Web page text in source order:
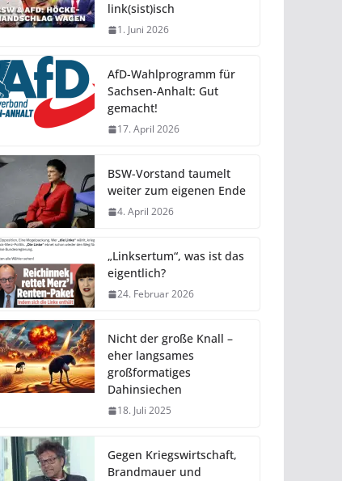
link(sist)isch
1. Juni 2026
AfD-Wahlprogramm für
Sachsen-Anhalt: Gut
gemacht!
17. April 2026
BSW-Vorstand taumelt
weiter zum eigenen Ende
4. April 2026
„Linksertum“, was ist das
eigentlich?
24. Februar 2026
Nicht der große Knall –
eher langsames
großformatiges
Dahinsiechen
18. Juli 2025
Gegen Kriegswirtschaft,
Brandmauer und